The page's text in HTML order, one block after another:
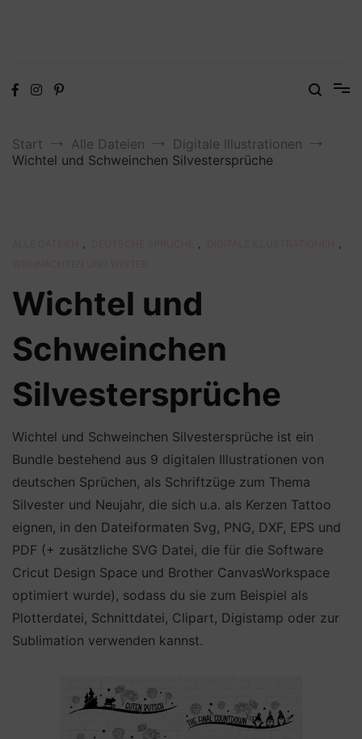
Start Alle Dateien
Digitale Illustrationen
Wichtel und Schweinchen Silvestersprüche
, ,
,
Wichtel und
Schweinchen
Silvestersprüche
Wichtel und Schweinchen Silvestersprüche ist ein
Bundle bestehend aus 9 digitalen Illustrationen von
deutschen Sprüchen, als Schriftzüge zum Thema
Silvester und Neujahr, die sich u.a. als Kerzen Tattoo
eignen, in den Dateiformaten Svg, PNG, DXF, EPS und
PDF (+ zusätzliche SVG Datei, die für die Software
Cricut Design Space und Brother CanvasWorkspace
optimiert wurde), sodass du sie zum Beispiel als
Plotterdatei, Schnittdatei, Clipart, Digistamp oder zur
Sublimation verwenden kannst.